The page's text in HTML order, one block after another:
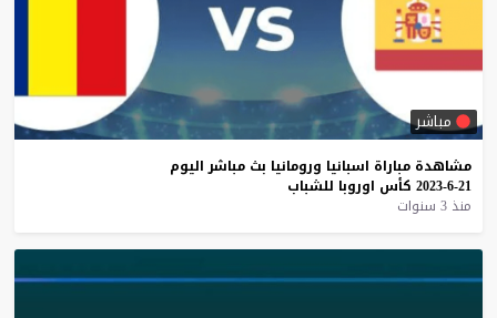
مباشر
مشاهدة مباراة اسبانيا ورومانيا بث مباشر اليوم
21-6-2023
كأس اوروبا للشباب
منذ 3 سنوات